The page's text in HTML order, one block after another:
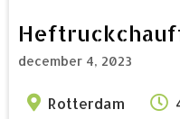
december 4, 2023
Rotterdam